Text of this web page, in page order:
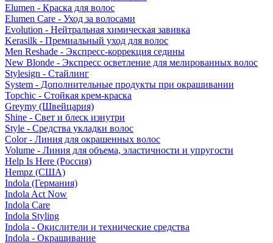
Elumen - Краска для волос
Elumen Care - Уход за волосами
Evolution - Нейтральная химическая завивка
Kerasilk - Премиальный уход для волос
Men Reshade - Экспресс-коррекция седины
New Blonde - Экспресс осветление для мелированных волос
Stylesign - Стайлинг
System - Дополнительные продукты при окрашивании
Topchic - Стойкая крем-краска
Greymy (Швейцария)
Shine - Свет и блеск изнутри
Style - Средства укладки волос
Color - Линия для окрашенных волос
Volume - Линия для объема, эластичности и упругости
Help Is Here (Россия)
Hempz (США)
Indola (Германия)
Indola Act Now
Indola Care
Indola Styling
Indola - Окислители и технические средства
Indola - Окрашивание